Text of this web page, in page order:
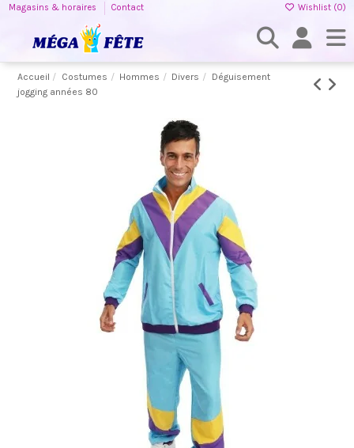
Magasins & horaires Contact Wishlist (0)
Accueil Costumes Hommes Divers
Déguisement
jogging années 80